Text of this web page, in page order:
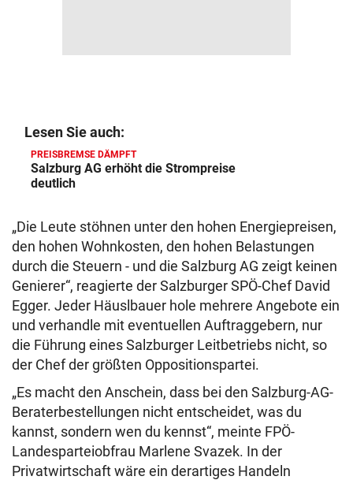
Lesen Sie auch:
PREISBREMSE DÄMPFT
Salzburg AG erhöht die Strompreise
deutlich
„Die Leute stöhnen unter den hohen Energiepreisen,
den hohen Wohnkosten, den hohen Belastungen
durch die Steuern - und die Salzburg AG zeigt keinen
Genierer“, reagierte der Salzburger SPÖ-Chef David
Egger. Jeder Häuslbauer hole mehrere Angebote ein
und verhandle mit eventuellen Auftraggebern, nur
die Führung eines Salzburger Leitbetriebs nicht, so
der Chef der größten Oppositionspartei.
„Es macht den Anschein, dass bei den Salzburg-AG-
Beraterbestellungen nicht entscheidet, was du
kannst, sondern wen du kennst“, meinte FPÖ-
Landesparteiobfrau Marlene Svazek. In der
Privatwirtschaft wäre ein derartiges Handeln